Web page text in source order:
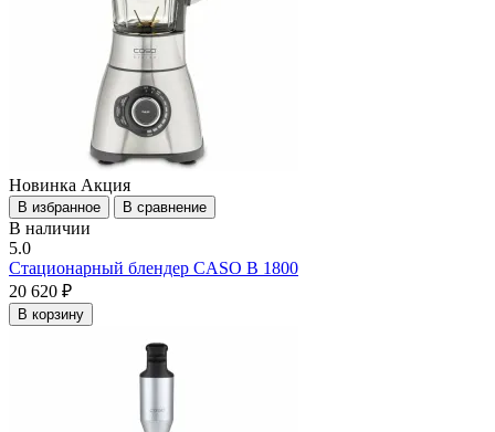
Новинка Акция
В избранное В сравнение
В наличии
5.0
Стационарный блендер CASO B 1800
20 620 ₽
В корзину